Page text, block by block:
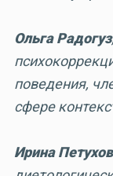
Ольга Радогуз
поведения,
сфере
Ирина